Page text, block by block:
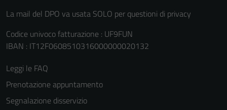
La mail del DPO va usata SOLO per questioni di privacy
Codice univoco fatturazione : UF9FUN
IBAN : IT12F0608510316000000020132
Leggi le FAQ
Prenotazione appuntamento
Segnalazione disservizio